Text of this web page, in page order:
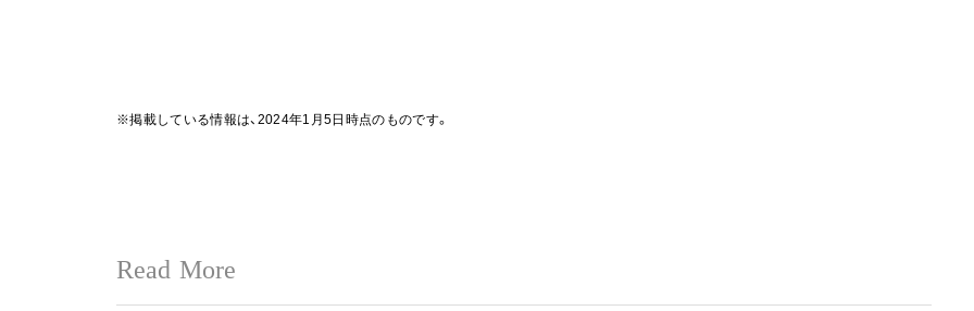
※掲載している情報は、2024年1月5日時点のものです。
Read More